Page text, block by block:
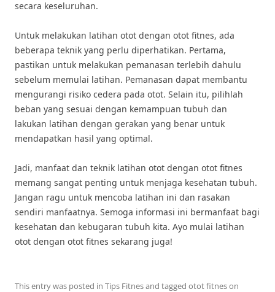
secara keseluruhan.
Untuk melakukan latihan otot dengan otot fitnes, ada
beberapa teknik yang perlu diperhatikan. Pertama,
pastikan untuk melakukan pemanasan terlebih dahulu
sebelum memulai latihan. Pemanasan dapat membantu
mengurangi risiko cedera pada otot. Selain itu, pilihlah
beban yang sesuai dengan kemampuan tubuh dan
lakukan latihan dengan gerakan yang benar untuk
mendapatkan hasil yang optimal.
Jadi, manfaat dan teknik latihan otot dengan otot fitnes
memang sangat penting untuk menjaga kesehatan tubuh.
Jangan ragu untuk mencoba latihan ini dan rasakan
sendiri manfaatnya. Semoga informasi ini bermanfaat bagi
kesehatan dan kebugaran tubuh kita. Ayo mulai latihan
otot dengan otot fitnes sekarang juga!
This entry was posted in Tips Fitnesand tagged otot fitneson